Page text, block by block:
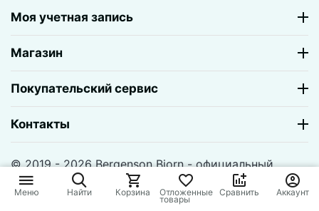
Моя учетная запись
Магазин
Покупательский сервис
Контакты
© 2019 - 2026 Bergenson Bjorn - официальный
магазин. На базе
CS-Cart и премиум темы —
© AB:
UniTheme2
Меню Найти Корзина Отложенные
товары
Сравнить Аккаунт